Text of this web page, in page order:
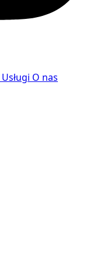
Usługi O nas